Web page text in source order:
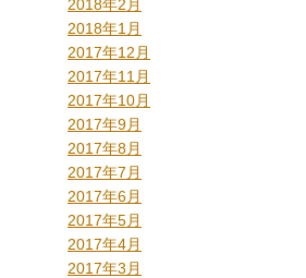
2018年2月
2018年1月
2017年12月
2017年11月
2017年10月
2017年9月
2017年8月
2017年7月
2017年6月
2017年5月
2017年4月
2017年3月